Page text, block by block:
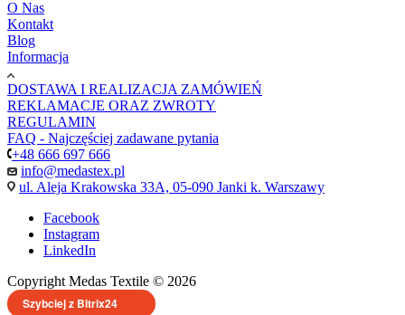
O Nas
Kontakt
Blog
Informacja
DOSTAWA I REALIZACJA ZAMÓWIEŃ
REKLAMACJE ORAZ ZWROTY
REGULAMIN
FAQ - Najczęściej zadawane pytania
+48 666 697 666
info@medastex.pl
ul. Aleja Krakowska 33A, 05-090 Janki k. Warszawy
Facebook
Instagram
LinkedIn
Copyright Medas Textile © 2026
Szybciej z Bitrix24